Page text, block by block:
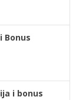
Bonus
i bonus